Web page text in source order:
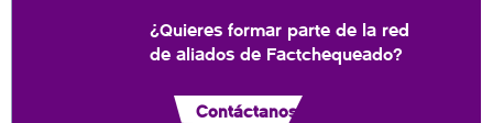
¿Quieres formar parte de la red
de aliados de Factchequeado?
Contáctanos